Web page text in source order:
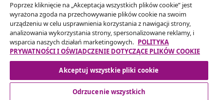
vidaXL
Odkryj więcej
Poprzez kliknięcie na „Akceptacja wszystkich plików cookie” jest
wyrażona zgoda na przechowywanie plików cookie na swoim
urządzeniu w celu usprawnienia korzystania z nawigacji strony,
analizowania wykorzystania strony, spersonalizowane reklamy, i
wsparcia naszych działań marketingowych. POLITYKA
PRYWATNOŚCI I OŚWIADCZENIE DOTYCZĄCE PLIKÓW COOKIE
Akceptuj wszystkie pliki cookie
Odrzucenie wszystkich